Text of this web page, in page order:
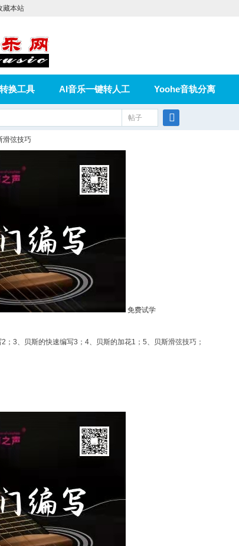
藏本站
换工具 AI音乐一键转人工 Yoohe音轨分离
在线论坛
记录
帖子
滑弦技巧
免费试学
；3、贝斯的快速编写3；4、贝斯的加花1；5、贝斯滑弦技巧；